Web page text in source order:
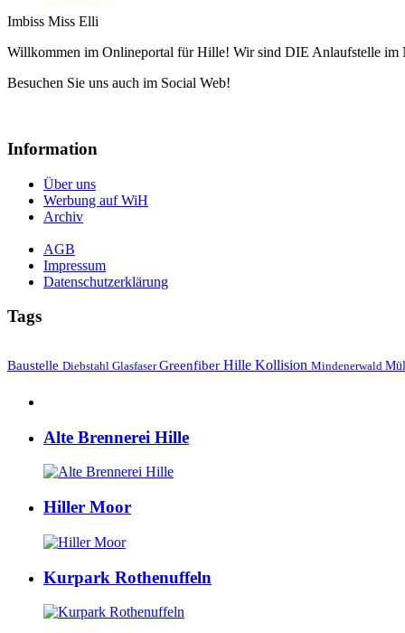
Imbiss Miss Elli
Willkommen im Onlineportal für Hille! Wir sind DIE Anlaufstelle im
Besuchen Sie uns auch im Social Web!
Information
Über uns
Werbung auf WiH
Archiv
AGB
Impressum
Datenschutzerklärung
Tags
Baustelle Diebstahl GlasfaserGreenfiber Hille Kollision Mindenerwald
Alte Brennerei Hille
Hiller Moor
Kurpark Rothenuffeln